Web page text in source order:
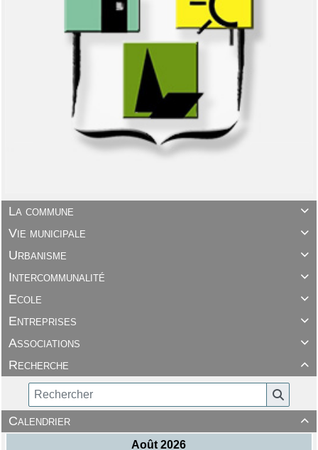

La commune

Vie municipale

Urbanisme

Intercommunalité

Ecole

Entreprises

Associations

Recherche

Calendrier